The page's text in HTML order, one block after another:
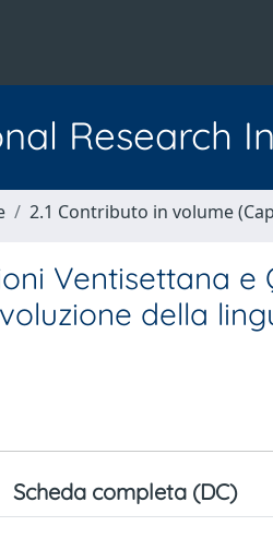
Research
2.1 Contributo in volume
Ventisettana
della
Scheda completa (DC)